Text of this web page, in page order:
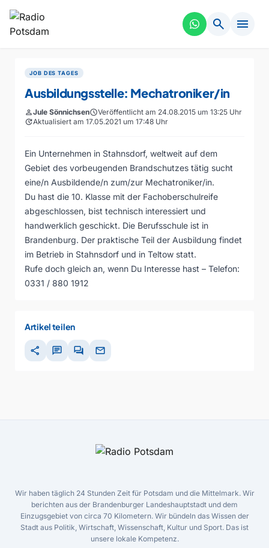
search menu
JOB DES TAGES
Ausbildungsstelle: Mechatroniker/in
personJule SönnichsenscheduleVeröffentlicht am 24.08.2015 um 13:25 Uhr
updateAktualisiert am 17.05.2021 um 17:48 Uhr
Ein Unternehmen in Stahnsdorf, weltweit auf dem
Gebiet des vorbeugenden Brandschutzes tätig sucht
eine/n Ausbildende/n zum/zur Mechatroniker/in.
Du hast die 10. Klasse mit der Fachoberschulreife
abgeschlossen, bist technisch interessiert und
handwerklich geschickt. Die Berufsschule ist in
Brandenburg. Der praktische Teil der Ausbildung findet
im Betrieb in Stahnsdorf und in Teltow statt.
Rufe doch gleich an, wenn Du Interesse hast – Telefon:
0331 / 880 1912
Artikel teilen
share chat forum mail
Wir haben täglich 24 Stunden Zeit für Potsdam und die Mittelmark. Wir
berichten aus der Brandenburger Landeshauptstadt und dem
Einzugsgebiet von circa 70 Kilometern. Wir bündeln das Wissen der
Stadt aus Politik, Wirtschaft, Wissenschaft, Kultur und Sport. Das ist
unsere lokale Kompetenz.